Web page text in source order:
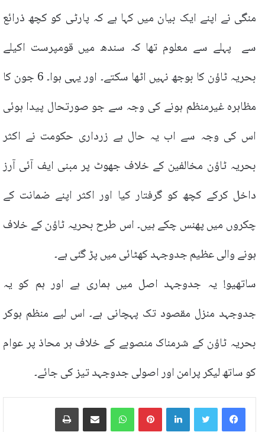
منگی نے اپنے ایک بیان میں کہا ہے کہ پارٹی کو کچھ ذرائع
سے پہلے سے معلوم تھا کہ سندھ میں قومپرست اکیلے
بحریہ ٹاؤن کا بوجھ نہیں اٹھا سکتے۔ اور یہی ہوا۔ 6 جون کا
مظاہرہ غیرمنظم ہونے کی وجہ سے جو صورتحال پیدا ہوئی
اس کی وجہ سے اب یہ حال ہے زرداری حکومت نے اکثر
بحریہ ٹاؤن مخالفین کے خلاف جھوٹ پر مبنی ایف آئی آرز
داخل کرکے کچھ کو گرفتار کیا اور اکثر اپنے ضمانت کے
چکروں میں پھنس چکے ہیں۔ اس طرح بحریہ ٹاؤن کے خلاف
ہونے والی عظیم جدوجہد کھٹائی میں پڑ گئی ہے۔
ساتھیو! یہ جدوجہد اصل میں ہماری ہے اور ہم کو یہ
جدوجہد منزل مقصود تک پہچانی ہے۔ اس لیے منظم ہوکر
بحریہ ٹاؤن کے شرمناک منصوبے کے خلاف ہر محاذ پر عوام
کو ساتھ لیکر پرامن اور اصولی جدوجہد تیز کی جائے۔
LinkedIn
WhatsApp ایمیل پر شیئر کریں